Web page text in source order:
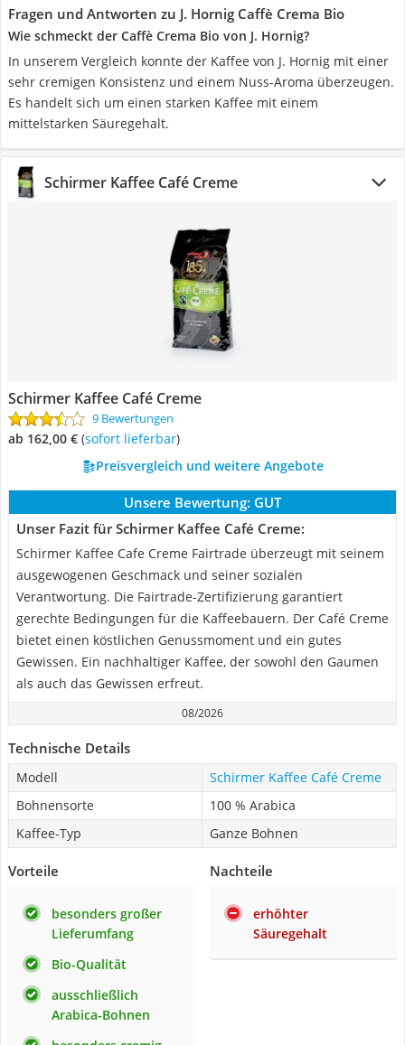
Fragen und Antworten zu J. Hornig Caffè Crema Bio
Wie schmeckt der Caffè Crema Bio von J. Hornig?
In unserem Vergleich konnte der Kaffee von J. Hornig mit einer
sehr cremigen Konsistenz und einem Nuss-Aroma überzeugen.
Es handelt sich um einen starken Kaffee mit einem
mittelstarken Säuregehalt.
Schirmer Kaffee Café Creme
Schirmer Kaffee Café Creme
9 Bewertungen
ab 162,00 € ( Sofort lieferbar)
Preisvergleich und weitere Angebote
Unsere Bewertung: GUT
Unser Fazit für Schirmer Kaffee Café Creme:
Schirmer Kaffee Cafe Creme Fairtrade überzeugt mit seinem
ausgewogenen Geschmack und seiner sozialen
Verantwortung. Die Fairtrade-Zertifizierung garantiert
gerechte Bedingungen für die Kaffeebauern. Der Café Creme
bietet einen köstlichen Genussmoment und ein gutes
Gewissen. Ein nachhaltiger Kaffee, der sowohl den Gaumen
als auch das Gewissen erfreut.
08/2026
Technische Details
Modell
Schirmer Kaffee Café Creme
Bohnensorte
100 % Arabica
Kaffee-Typ
Ganze Bohnen
Vorteile
besonders großer
Lieferumfang
Bio-Qualität
ausschließlich
Arabica-Bohnen
Nachteile
erhöhter
Säuregehalt